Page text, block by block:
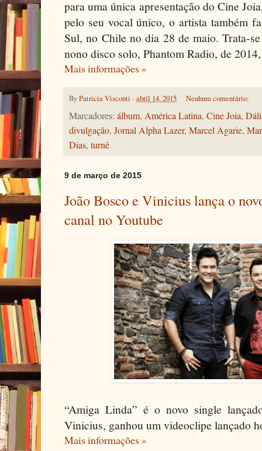
para uma única apresentação do Cine
pelo seu vocal único, o artista também
Sul, no Chile no dia 28 de maio. Trata-
nono disco solo, Phantom Radio, de
Mais informações »
ByPatricia Visconti -abril 14, 2015 Nenhum comentário:
Marcadores: álbum, América Latina, Cine Joia,
divulgação, Jornal Alpha Lazer, Marcel Agarie,
Dias, turnê
9 de março de 2015
João Bosco e Vinicius lança o
canal no Youtube
“Amiga Linda” é o novo single
Vinicius, ganhou um videoclipe lançado
Mais informações »